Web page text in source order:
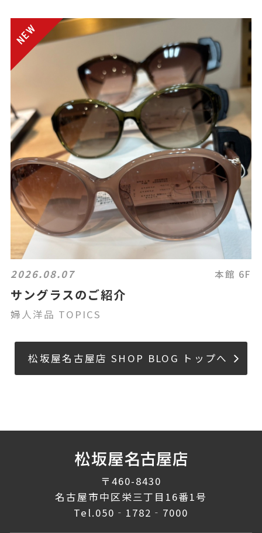
2026.08.07 本館 6F
サングラスのご紹介
婦人洋品 TOPICS
松坂屋名古屋店 SHOP BLOG トップへ
〒460-8430
名古屋市中区栄三丁目16番1号
Tel.050‐1782‐7000